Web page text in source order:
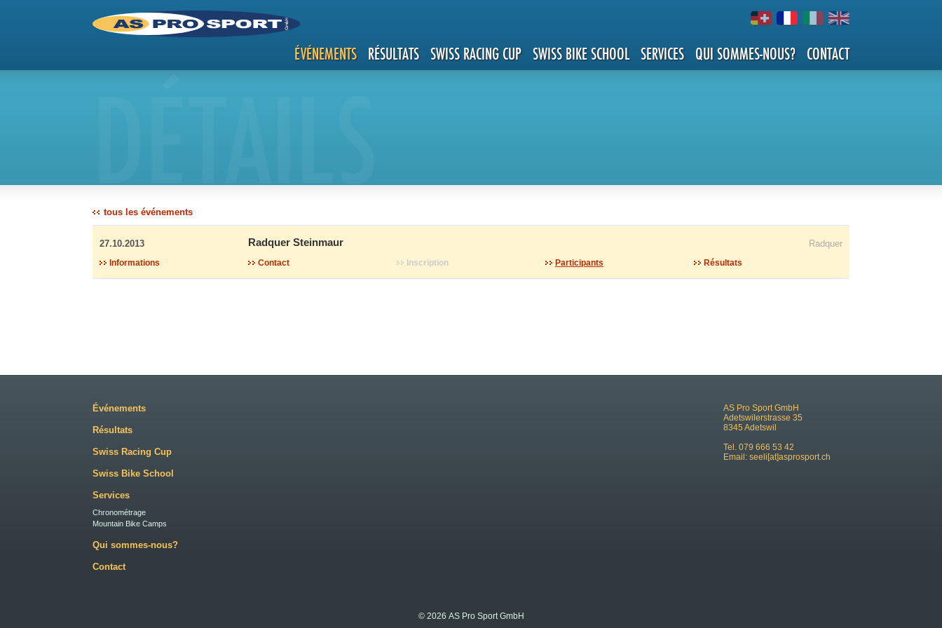
ÉVÉNEMENTS RÉSULTATS SWISS RACING CUP SWISS BIKE SCHOOL SERVICES QUI SOMMES-NOUS? CONTACT
tous les événements
27.10.2013 Radquer
Radquer Steinmaur
Informations Contact Inscription Participants Résultats
AS Pro Sport GmbH
Adetswilerstrasse 35
8345 Adetswil
Tel. 079 666 53 42
Email: seeli[at]asprosport.ch
Événements
Résultats
Swiss Racing Cup
Swiss Bike School
Services
Chronométrage
Mountain Bike Camps
Qui sommes-nous?
Contact
© 2026 AS Pro Sport GmbH